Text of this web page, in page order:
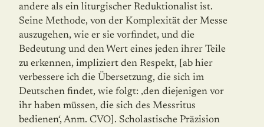
andere als ein liturgischer Reduktionalist ist.
Seine Methode, von der Komplexität der Messe
auszugehen, wie er sie vorfindet, und die
Bedeutung und den Wert eines jeden ihrer Teile
zu erkennen, impliziert den Respekt, [ab hier
verbessere ich die Übersetzung, die sich im
Deutschen findet, wie folgt: ‚den diejenigen vor
ihr haben müssen, die sich des Messritus
bedienen‘, Anm. CVO]. Scholastische Präzision